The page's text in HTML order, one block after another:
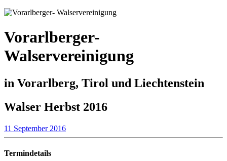
Vorarlberger-
Walservereinigung
in Vorarlberg, Tirol und Liechtenstein
Walser Herbst 2016
11 September 2016
Termindetails